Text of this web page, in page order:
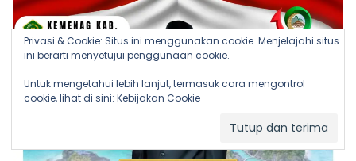
Privasi & Cookie: Situs ini menggunakan cookie. Menjelajahi situs
ini berarti menyetujui penggunaan cookie.
Untuk mengetahui lebih lanjut, termasuk cara mengontrol
cookie, lihat di sini: Kebijakan Cookie